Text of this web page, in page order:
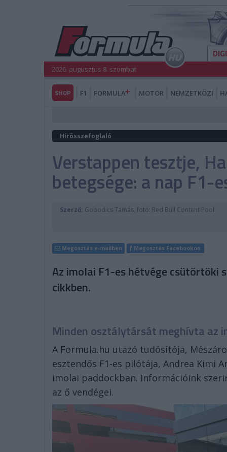
2026. augusztus 8. szombat
SHOP F1 FORMULA MOTOR NEMZETKÖZI
Hírösszefoglaló
Verstappen tesztje,
betegsége: a nap F1-
Szerző: Gobodics Tamás, fotó: Red Bull Content Pool
Megosztás e-mailben Megosztás Facebookon
Az imolai F1-es hétvége csütörtöki
cikkben.
Minden osztálytársát meghívta az
A Formula.hu utazó tudósítója,
esztendős F1-es pilótája, Andrea Kimi
imolai paddockban. Információink
az ő vendégei.